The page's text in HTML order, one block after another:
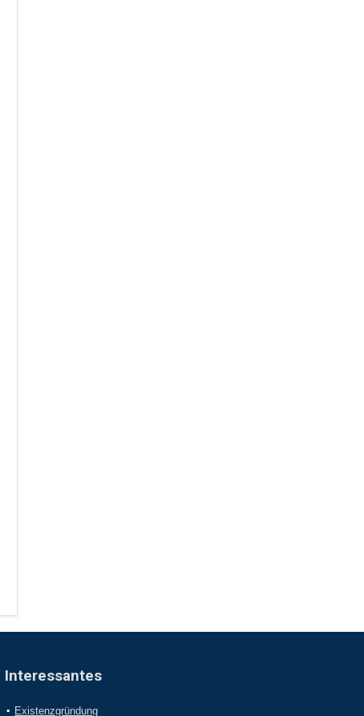
Interessantes
Existenzgründung